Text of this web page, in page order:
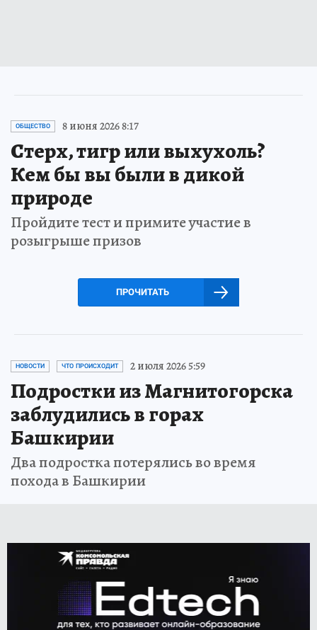
ОБЩЕСТВО 8 июня 2026 8:17
Стерх, тигр или выхухоль?
Кем бы вы были в дикой
природе
Пройдите тест и примите участие в
розыгрыше призов
ПРОЧИТАТЬ
НОВОСТИ ЧТО ПРОИСХОДИТ 2 июля 2026 5:59
Подростки из Магнитогорска
заблудились в горах
Башкирии
Два подростка потерялись во время
похода в Башкирии